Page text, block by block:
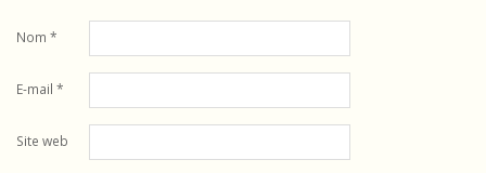
Nom *
E-mail *
Site web